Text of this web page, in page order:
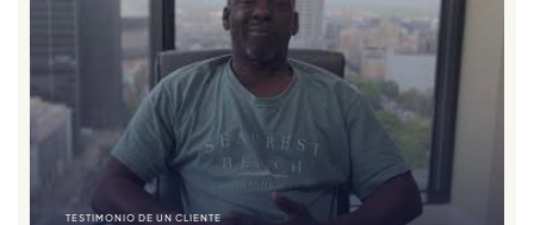
TESTIMONIO DE UN CLIENTE